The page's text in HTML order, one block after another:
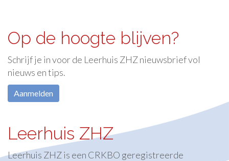
Op de hoogte blijven?
Schrijf je in voor de Leerhuis ZHZ nieuwsbrief vol
nieuws en tips.
Leerhuis ZHZ
Leerhuis ZHZ is een CRKBO geregistreerde